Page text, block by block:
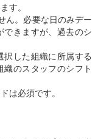
す。
ん。必要な日のみデー
できますが、過去のシ
した組織に所属する
のスタッフのシフト
は必須です。